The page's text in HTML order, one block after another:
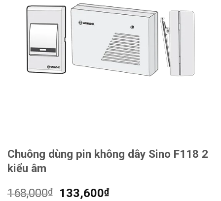
Chuông dùng pin không dây Sino F118 2
kiểu âm
168,000₫
Giá
133,600₫Giá